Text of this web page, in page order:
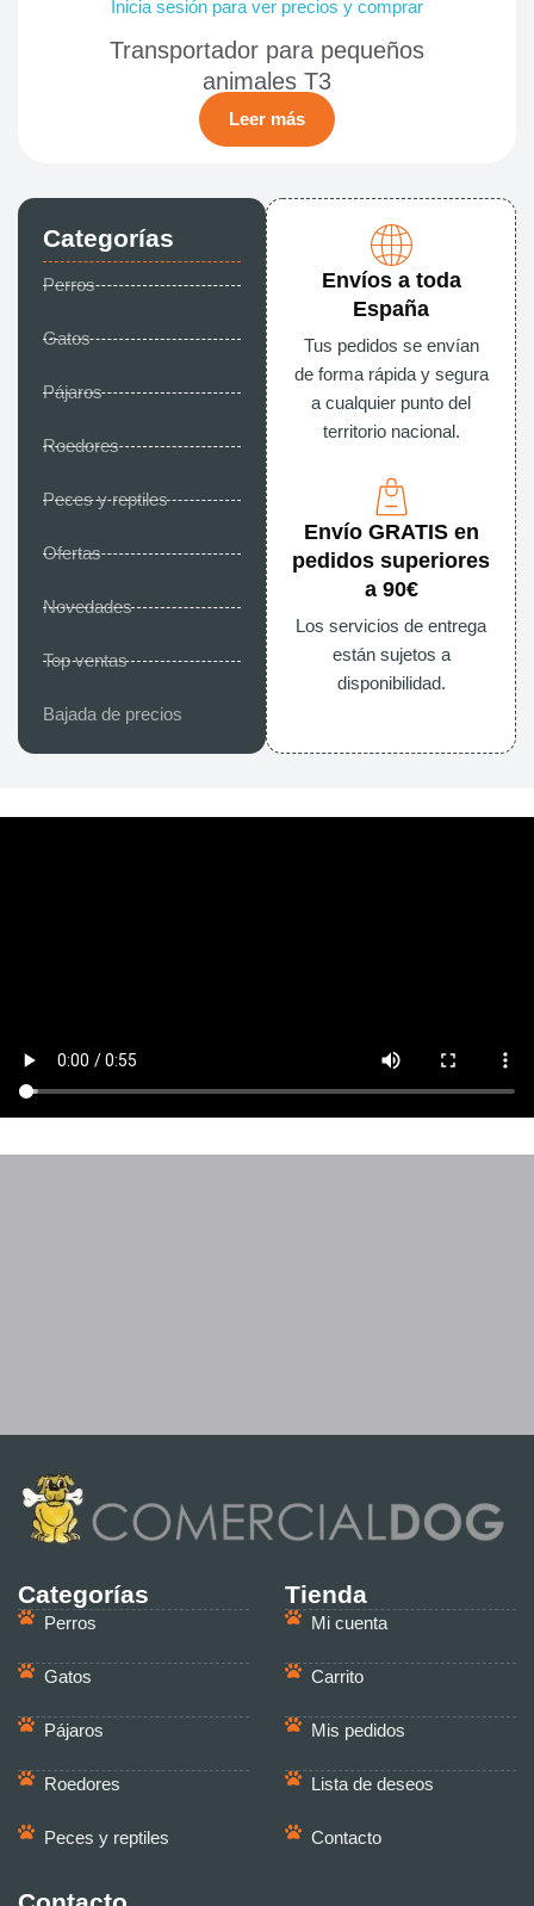
Categorías
Perros
Gatos
Pájaros
Roedores
Peces y reptiles
Ofertas
Novedades
Top ventas
Bajada de precios
Envíos a toda
España
Tus pedidos se envían
de forma rápida y segura
a cualquier punto del
territorio nacional.
Envío GRATIS en
pedidos superiores
a 90€
Los servicios de entrega
están sujetos a
disponibilidad.
Inicia sesión para ver precios y comprar
Transportador para pequeños
animales T3
Leer más
Categorías
Perros
Gatos
Pájaros
Roedores
Peces y reptiles
Tienda
Mi cuenta
Carrito
Mis pedidos
Lista de deseos
Contacto